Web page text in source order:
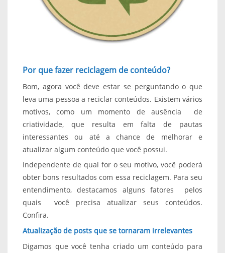
Por que fazer reciclagem de conteúdo?
Bom, agora você deve estar se perguntando o que
leva uma pessoa a reciclar conteúdos. Existem vários
motivos, como um momento de ausência de
criatividade, que resulta em falta de pautas
interessantes ou até a chance de melhorar e
atualizar algum conteúdo que você possui.
Independente de qual for o seu motivo, você poderá
obter bons resultados com essa reciclagem. Para seu
entendimento, destacamos alguns fatores pelos
quais você precisa atualizar seus conteúdos.
Confira.
Atualização de posts que se tornaram irrelevantes
Digamos que você tenha criado um conteúdo para